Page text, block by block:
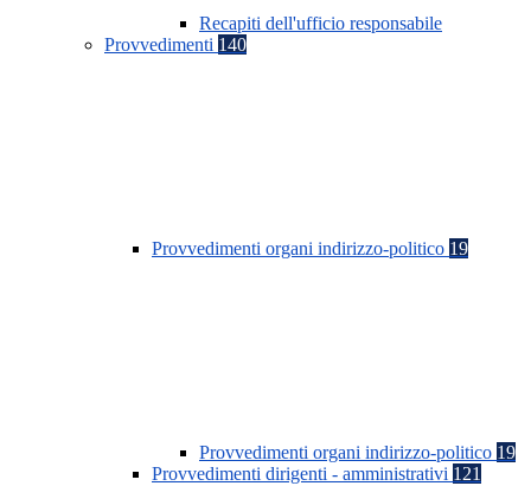
Recapiti dell'ufficio responsabile
Provvedimenti 140
Provvedimenti organi indirizzo-politico 19
Provvedimenti organi indirizzo-politico 19
Provvedimenti dirigenti - amministrativi 121